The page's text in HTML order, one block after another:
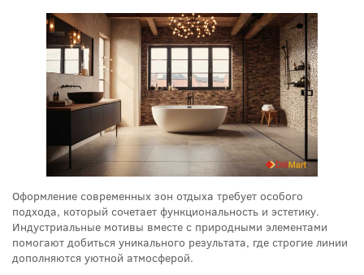
Оформление современных зон отдыха требует особого
подхода, который сочетает функциональность и эстетику.
Индустриальные мотивы вместе с природными элементами
помогают добиться уникального результата, где строгие линии
дополняются уютной атмосферой.